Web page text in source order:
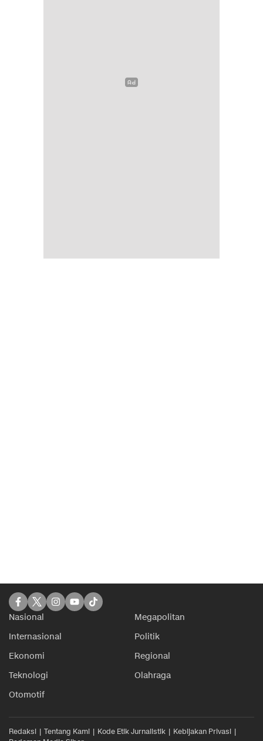
Nasional
Megapolitan
Internasional
Politik
Ekonomi
Regional
Teknologi
Olahraga
Otomotif
Redaksi Tentang Kami Kode Etik Jurnalistik
Kebijakan Privasi